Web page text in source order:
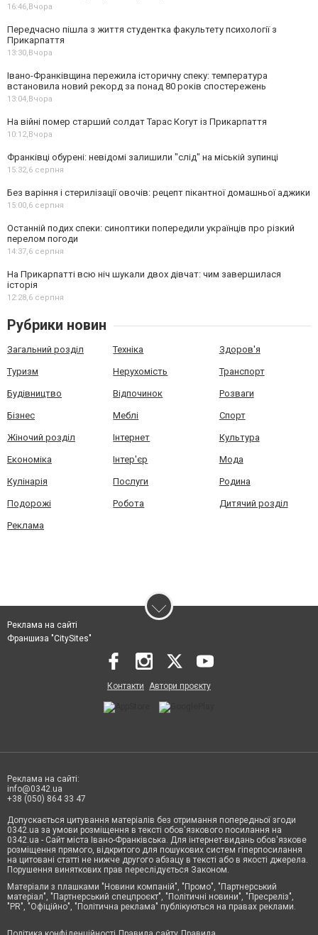
16:46,Вчора
Передчасно пішла з життя студентка факультету психології з
Прикарпаття
13:30,Вчора
Івано-Франківщина пережила історичну спеку: температура
встановила новий рекорд за понад 80 років спостережень
13:04,Вчора
На війні помер старший солдат Тарас Когут із Прикарпаття
10:12,Вчора
Франківці обурені: невідомі залишили "слід" на міській зупинці
15:32,6 серпня
Без варіння і стерилізації овочів: рецепт пікантної домашньої аджики
15:00,6 серпня
Останній подих спеки: синоптики попередили українців про різкий
перелом погоди
14:37,6 серпня
На Прикарпатті всю ніч шукали двох дівчат: чим завершилася
історія
12:28,6 серпня
Рубрики новин
Загальний розділ Техніка Здоров'я
Туризм Нерухомість Транспорт
Будівництво Відпочинок Розваги
Бізнес Меблі Спорт
Жіночий розділ Інтернет Культура
Економіка Інтер'єр Мода
Кулінарія Послуги Родина
Подорожі Робота Дитячий розділ
Реклама
Реклама на сайті
Франшиза "CitySites"
Контакти Автори проєкту
Реклама на сайті:
info@0342.ua
+38 (050) 864 33 47
Допускається цитування матеріалів без отримання попередньої згоди
0342.ua за умови розміщення в тексті обов'язкового посилання на
0342.ua - Сайт міста Івано-Франківська. Для інтернет-видань обов'язкове
розміщення прямого, відкритого для пошукових систем гіперпосилання
на цитовані статті не нижче другого абзацу в тексті або в якості джерела.
Порушення виняткових прав переслідується Законом.
Матеріали з плашками "Новини компаній", "Промо", "Партнерський
матеріал", "Партнерський спецпроєкт", "Політичні новини", "Пресреліз",
"PR", "Офіційно", "Політична реклама" публікуються на правах реклами.